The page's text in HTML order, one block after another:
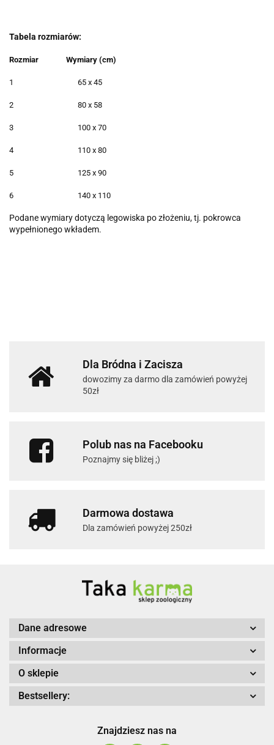
Tabela rozmiarów:
Rozmiar Wymiary (cm)
1 65 x 45
2 80 x 58
3 100 x 70
4 110 x 80
5 125 x 90
6 140 x 110
Podane wymiary dotyczą legowiska po złożeniu, tj. pokrowca
wypełnionego wkładem.
Dla Bródna i Zacisza
dowozimy za darmo dla zamówień powyżej
50zł
Polub nas na Facebooku
Poznajmy się bliżej ;)
Darmowa dostawa
Dla zamówień powyżej 250zł
Dane adresowe
Informacje
O sklepie
Bestsellery:
Znajdziesz nas na